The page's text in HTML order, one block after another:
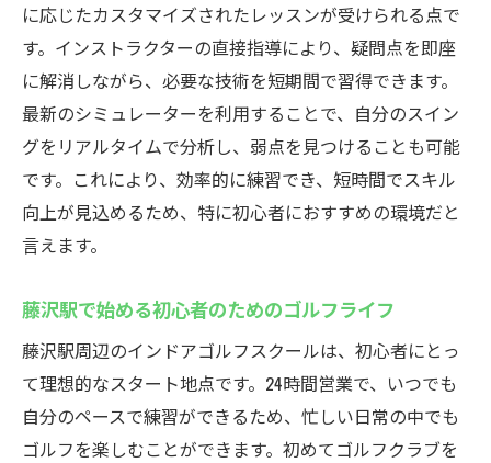
に応じたカスタマイズされたレッスンが受けられる点で
す。インストラクターの直接指導により、疑問点を即座
に解消しながら、必要な技術を短期間で習得できます。
最新のシミュレーターを利用することで、自分のスイン
グをリアルタイムで分析し、弱点を見つけることも可能
です。これにより、効率的に練習でき、短時間でスキル
向上が見込めるため、特に初心者におすすめの環境だと
言えます。
藤沢駅で始める初心者のためのゴルフライフ
藤沢駅周辺のインドアゴルフスクールは、初心者にとっ
て理想的なスタート地点です。24時間営業で、いつでも
自分のペースで練習ができるため、忙しい日常の中でも
ゴルフを楽しむことができます。初めてゴルフクラブを